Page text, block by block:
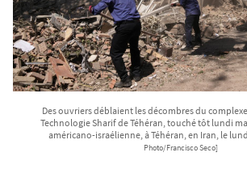
Des ouvriers déblaient les décombres du
Technologie Sharif de Téhéran, touché tôt lundi
américano-israélienne, à Téhéran, en Iran, le
Photo/Francisco Seco]